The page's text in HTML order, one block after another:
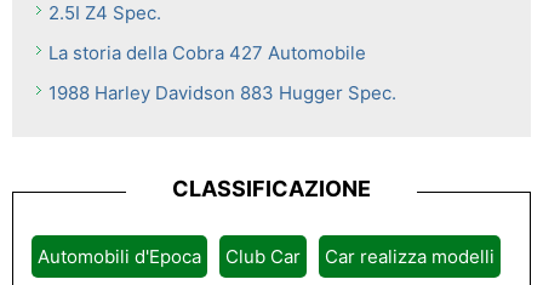
2.5I Z4 Spec.
La storia della Cobra 427 Automobile
1988 Harley Davidson 883 Hugger Spec.
CLASSIFICAZIONE
Automobili d'Epoca Club Car Car realizza modelli